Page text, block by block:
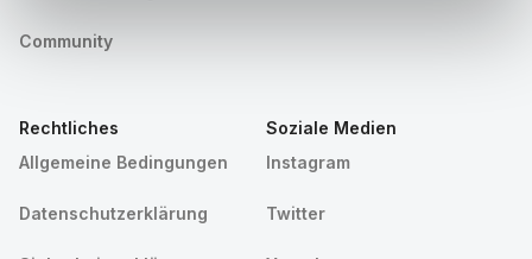
Community
Rechtliches
Allgemeine Bedingungen
Datenschutzerklärung
Soziale Medien
Instagram
Twitter